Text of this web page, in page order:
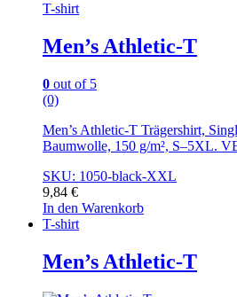
T-shirt
Men’s Athletic-T
0 out of 5
(0)
Men’s Athletic-T Trägershirt,
Baumwolle, 150 g/m², S–5XL.
SKU: 1050-black-XXL
9,84 €
In den Warenkorb
T-shirt
Men’s Athletic-T